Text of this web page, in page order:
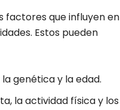
factores que influyen en
Estos pueden
la genética y la edad.
la actividad física y los